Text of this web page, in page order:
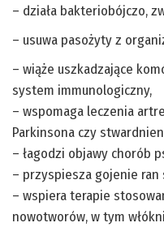
– działa bakteriobójczo,
– usuwa pasożyty z
– wiąże uszkadzające
system immunologiczny,
– wspomaga leczenia
Parkinsona czy
– łagodzi objawy chorób
– przyspiesza gojenie ran
– wspiera terapie
nowotworów, w tym